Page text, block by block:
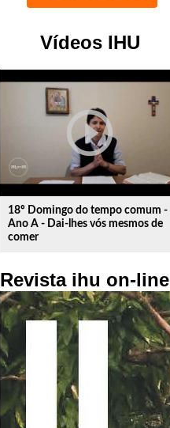
Vídeos IHU
play_circle_outline
18º Domingo do tempo comum -
Ano A - Dai-lhes vós mesmos de
comer
Revista ihu on-line